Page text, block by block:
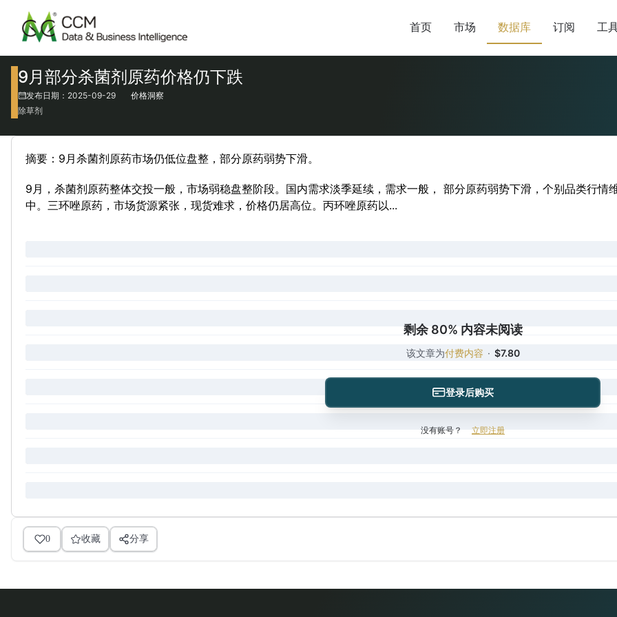
首页 市场 数据库 订阅 工
9月部分杀菌剂原药价格仍下跌
发布日期：2025-09-29
价格洞察
除草剂
摘要：9月杀菌剂原药市场仍低位盘整，部分原药弱势下滑。
9月，杀菌剂原药整体交投一般，市场弱稳盘整阶段。国内需求淡季延续，需求一般， 部分原药弱势下滑，个别品类行
中。三环唑原药，市场货源紧张，现货难求，价格仍居高位。丙环唑原药以...
剩余 80% 内容未阅读
该文章为付费内容 · $7.80
登录后购买
没有账号？ 立即注册
0 收藏 分享